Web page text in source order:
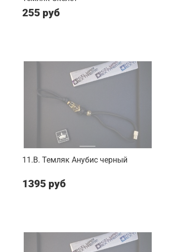
255 руб
11.B. Темляк Анубис черный
1395 руб